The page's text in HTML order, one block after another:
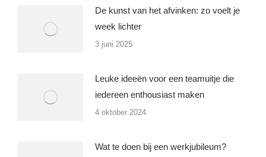
De kunst van het afvinken: zo voelt je
week lichter
3 juni 2025
Leuke ideeën voor een teamuitje die
iedereen enthousiast maken
4 oktober 2024
Wat te doen bij een werkjubileum?